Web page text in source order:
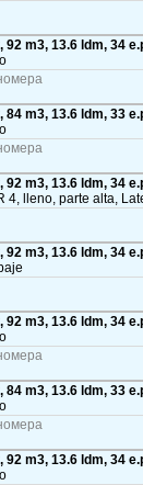
92 m3, 13.6 ldm, 34
84 m3, 13.6 ldm, 33
92 m3, 13.6 ldm, 34
4, lleno, parte alta,
92 m3, 13.6 ldm, 34
92 m3, 13.6 ldm, 34
84 m3, 13.6 ldm, 33
92 m3, 13.6 ldm, 34